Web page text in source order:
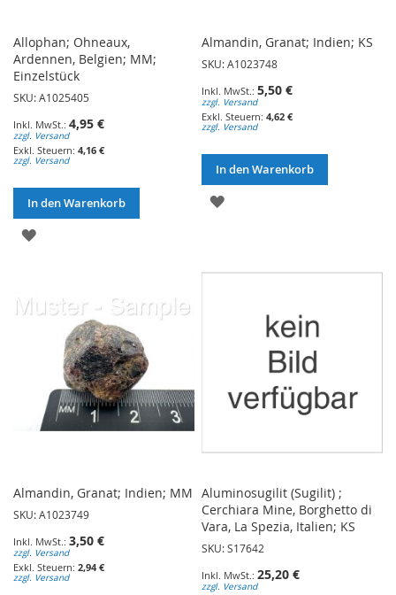
Allophan; Ohneaux,
Ardennen, Belgien; MM;
Einzelstück
SKU: A1025405
4,95 €
zzgl. Versand
4,16 €
zzgl. Versand
In den Warenkorb
ZUR
HINZUFÜGEN
Almandin, Granat; Indien; KS
SKU: A1023748
5,50 €
zzgl. Versand
4,62 €
zzgl. Versand
In den Warenkorb
ZUR
Almandin, Granat; Indien; MM
SKU: A1023749
3,50 €
zzgl. Versand
2,94 €
zzgl. Versand
Aluminosugilit (Sugilit) ;
Cerchiara Mine, Borghetto di
Vara, La Spezia, Italien; KS
SKU: S17642
25,20 €
zzgl. Versand